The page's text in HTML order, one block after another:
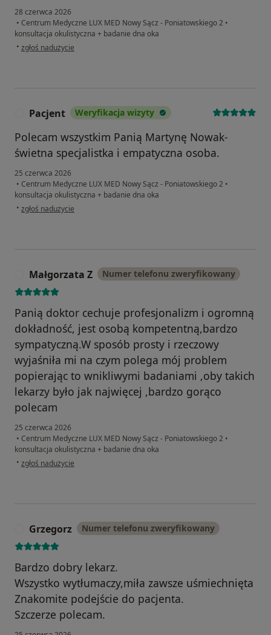
28 czerwca 2026
• Centrum Medyczne LUX MED Nowy Sącz - Poniatowskiego 2 •
konsultacja okulistyczna + badanie dna oka
• w opinii użytkownika Ewa.W.
zgłoś nadużycie
Pacjent Weryfikacja wizyty
Polecam wszystkim Panią Martynę Nowak-
świetna specjalistka i empatyczna osoba.
25 czerwca 2026
• Centrum Medyczne LUX MED Nowy Sącz - Poniatowskiego 2 •
konsultacja okulistyczna + badanie dna oka
• w opinii użytkownika Pacjent
zgłoś nadużycie
Małgorzata Z Numer telefonu zweryfikowany
Panią doktor cechuje profesjonalizm i ogromną
dokładność, jest osobą kompetentną,bardzo
sympatyczną.W sposób prosty i rzeczowy
wyjaśniła mi na czym polega mój problem
popierając to wnikliwymi badaniami ,oby takich
lekarzy było jak najwięcej ,bardzo gorąco
polecam
25 czerwca 2026
• Centrum Medyczne LUX MED Nowy Sącz - Poniatowskiego 2 •
konsultacja okulistyczna + badanie dna oka
• w opinii użytkownika Małgorzata Z
zgłoś nadużycie
Grzegorz Numer telefonu zweryfikowany
Bardzo dobry lekarz.
Wszystko wytłumaczy,miła zawsze uśmiechnięta
Znakomite podejście do pacjenta.
Szczerze polecam.